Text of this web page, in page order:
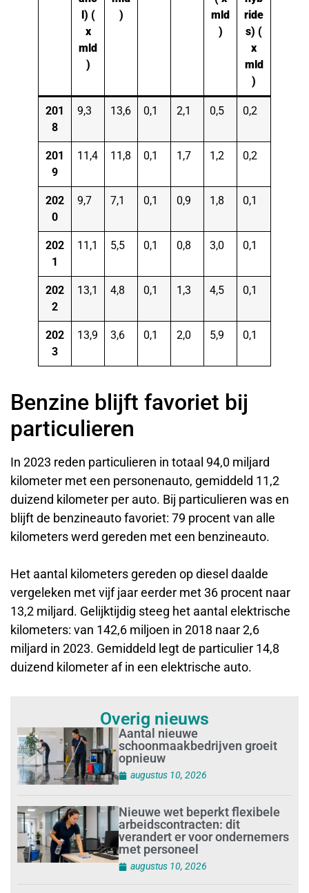
l) (
x
mld
)
)
mld
)
ride
s) (
x
mld
)
201
8
9,3 13,6 0,1 2,1 0,5 0,2
201
9
11,4 11,8 0,1 1,7 1,2 0,2
202
0
9,7 7,1 0,1 0,9 1,8 0,1
202
1
11,1 5,5 0,1 0,8 3,0 0,1
202
2
13,1 4,8 0,1 1,3 4,5 0,1
202
3
13,9 3,6 0,1 2,0 5,9 0,1
Benzine blijft favoriet bij
particulieren
In 2023 reden particulieren in totaal 94,0 miljard
kilometer met een personenauto, gemiddeld 11,2
duizend kilometer per auto. Bij particulieren was en
blijft de benzineauto favoriet: 79 procent van alle
kilometers werd gereden met een benzineauto.
Het aantal kilometers gereden op diesel daalde
vergeleken met vijf jaar eerder met 36 procent naar
13,2 miljard. Gelijktijdig steeg het aantal elektrische
kilometers: van 142,6 miljoen in 2018 naar 2,6
miljard in 2023. Gemiddeld legt de particulier 14,8
duizend kilometer af in een elektrische auto.
Overig nieuws
Aantal nieuwe
schoonmaakbedrijven groeit
opnieuw
augustus 10, 2026
Nieuwe wet beperkt flexibele
arbeidscontracten: dit
verandert er voor ondernemers
met personeel
augustus 10, 2026